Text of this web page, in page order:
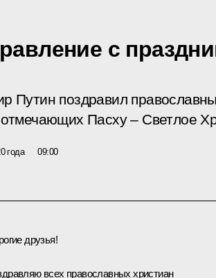
с
Путин поздравил
Пасху – Светлое
года 09:00
друзья!
всех православных христиан